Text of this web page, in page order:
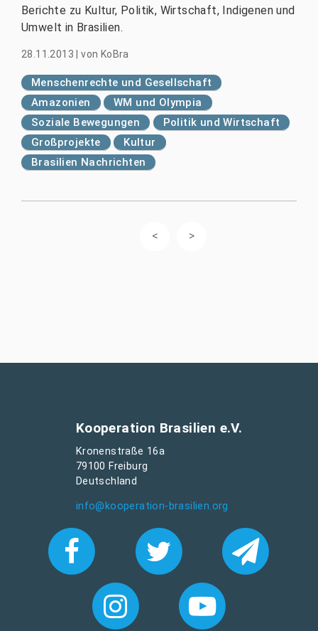
Berichte zu Kultur, Politik, Wirtschaft, Indigenen und
Umwelt in Brasilien.
28.11.2013|von KoBra
Menschenrechte und Gesellschaft
Amazonien
WM und Olympia
Soziale Bewegungen
Politik und Wirtschaft
Großprojekte
Kultur
Brasilien Nachrichten
Kooperation Brasilien e.V.
Kronenstraße 16a
79100 Freiburg
Deutschland
info@kooperation-brasilien.org